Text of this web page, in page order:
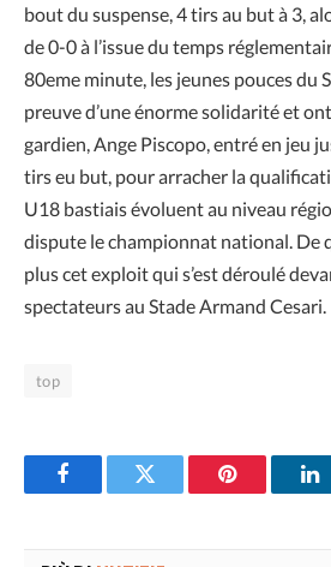
bout du suspense, 4 tirs au but à 3,
de 0-0 à l’issue du temps
80eme minute, les jeunes pouces du
preuve d’une énorme solidarité et
gardien, Ange Piscopo, entré en jeu
tirs eu but, pour arracher la
U18 bastiais évoluent au niveau
dispute le championnat national. De
plus cet exploit qui s’est déroulé
spectateurs au Stade Armand Cesari.
top
FacebookTwitter Pinterest